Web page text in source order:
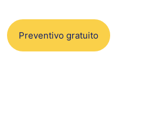
Preventivo gratuito